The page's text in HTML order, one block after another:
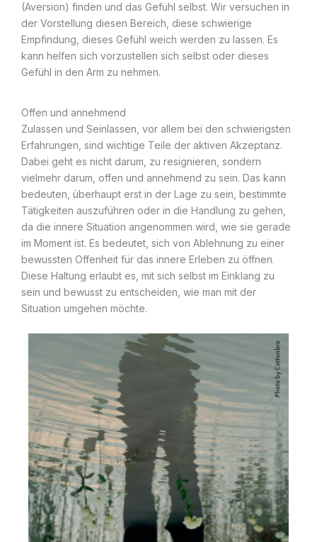
(Aversion) finden und das Gefühl selbst. Wir versuchen in
der Vorstellung diesen Bereich, diese schwierige
Empfindung, dieses Gefühl weich werden zu lassen. Es
kann helfen sich vorzustellen sich selbst oder dieses
Gefühl in den Arm zu nehmen.
Offen und annehmend
Zulassen und Seinlassen, vor allem bei den schwierigsten
Erfahrungen, sind wichtige Teile der aktiven Akzeptanz.
Dabei geht es nicht darum, zu resignieren, sondern
vielmehr darum, offen und annehmend zu sein. Das kann
bedeuten, überhaupt erst in der Lage zu sein, bestimmte
Tätigkeiten auszuführen oder in die Handlung zu gehen,
da die innere Situation angenommen wird, wie sie gerade
im Moment ist. Es bedeutet, sich von Ablehnung zu einer
bewussten Offenheit für das innere Erleben zu öffnen.
Diese Haltung erlaubt es, mit sich selbst im Einklang zu
sein und bewusst zu entscheiden, wie man mit der
Situation umgehen möchte.